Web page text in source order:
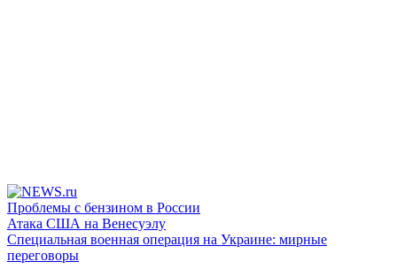
Проблемы с бензином в России
Атака США на Венесуэлу
Специальная военная операция на Украине: мирные
переговоры